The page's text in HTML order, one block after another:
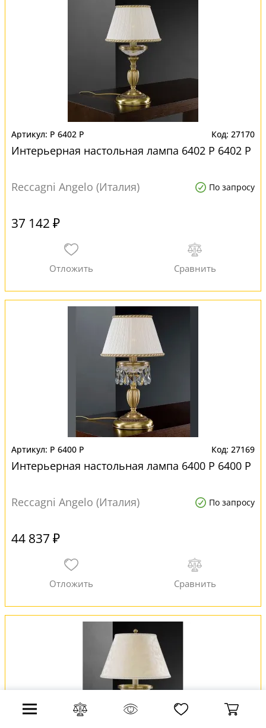
P 6402 P 27170
Интерьерная настольная лампа 6402 P 6402 P
Reccagni Angelo (Италия) По запросу
37 142 ₽
P 6400 P 27169
Интерьерная настольная лампа 6400 P 6400 P
Reccagni Angelo (Италия) По запросу
44 837 ₽